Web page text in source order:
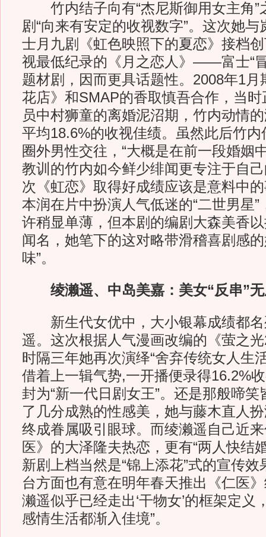
竹内结子向有“杰尼斯御用女主角”
剧“向来有安定的收视数字”。这次她
士月九剧《虹色映照下的夏恋》接档
视最低纪录的《月之恋人》——富士“
题材剧，因而更具话题性。2008年1月
花店》和SMAP的香取慎吾合作，当
员中村狮童的离婚泥沼期，竹内动情
平均18.6%的收视佳绩。虽然此后竹
圈外男性交往，“大概是在前一段婚姻
教训的竹内如今鲜少绯闻更专注于自己
次《虹恋》取得好成绩应该是意料中
本润在片中扮演人气低迷的“二世男星”
许稍显单薄，但本剧的编剧大森美香
闻名，她笔下的这对略带滑稽喜剧感
味”。
绫濑遥、中岛美嘉：美女“反串”
新生代女优中，大小银幕成绩都名
遥。这次根据人气漫画改编的《萤之
时隔三年她再次演绎“舍弃传统女人生
借着上一辑气势,一开播便录得16.2%
封为“新一代日剧女王”。还是那般啼
了几分成熟的性感美，她与藤木直人
终成眷属吸引眼球。而绫濑遥自己近
医》的大泽隆夫热恋，更有“两人快结
新剧上档当然是“锦上添花”式的宣传
台方面也有意在明年春天推出《仁医
濑遥似乎已经走出‘干物女’的框架定义
感情生活都渐入佳境”。